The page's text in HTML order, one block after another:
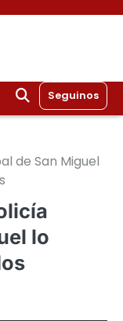
Seguinos
de San Miguel
lo